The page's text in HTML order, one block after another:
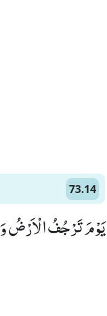
73.14
یَوْمَ تَرْجُفُ الْاَرْضُ وَ